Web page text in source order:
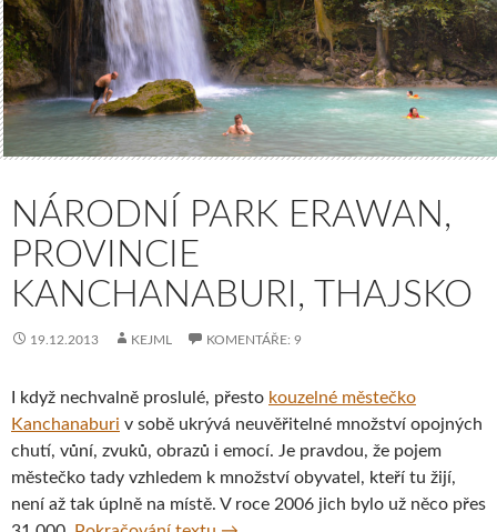
NÁRODNÍ PARK ERAWAN,
PROVINCIE
KANCHANABURI, THAJSKO
19.12.2013 KEJML KOMENTÁŘE: 9
I když nechvalně proslulé, přesto kouzelné městečko
Kanchanaburi v sobě ukrývá neuvěřitelné množství opojných
chutí, vůní, zvuků, obrazů i emocí. Je pravdou, že pojem
městečko tady vzhledem k množství obyvatel, kteří tu žijí,
není až tak úplně na místě. V roce 2006 jich bylo už něco přes